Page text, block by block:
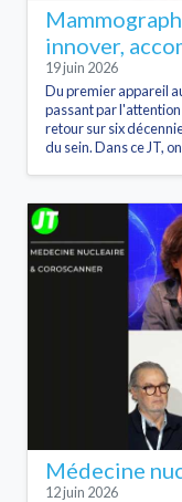
innover,
19 juin 2026
Du premier appareil
passant par
retour sur six
du sein. Dans ce JT,
Médecine
12 juin 2026